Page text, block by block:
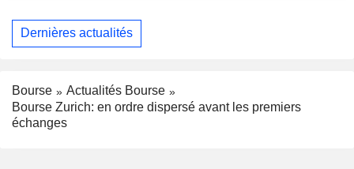
Dernières actualités
Bourse
Actualités Bourse
Bourse Zurich: en ordre dispersé avant les premiers
échanges